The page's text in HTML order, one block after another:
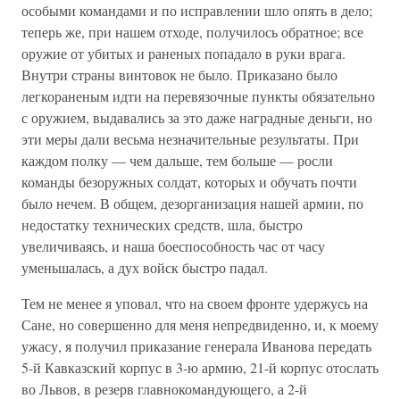
особыми командами и по исправлении шло опять в дело;
теперь же, при нашем отходе, получилось обратное; все
оружие от убитых и раненых попадало в руки врага.
Внутри страны винтовок не было. Приказано было
легкораненым идти на перевязочные пункты обязательно
с оружием, выдавались за это даже наградные деньги, но
эти меры дали весьма незначительные результаты. При
каждом полку — чем дальше, тем больше — росли
команды безоружных солдат, которых и обучать почти
было нечем. В общем, дезорганизация нашей армии, по
недостатку технических средств, шла, быстро
увеличиваясь, и наша боеспособность час от часу
уменьшалась, а дух войск быстро падал.
Тем не менее я уповал, что на своем фронте удержусь на
Сане, но совершенно для меня непредвиденно, и, к моему
ужасу, я получил приказание генерала Иванова передать
5-й Кавказский корпус в 3-ю армию, 21-й корпус отослать
во Львов, в резерв главнокомандующего, а 2-й